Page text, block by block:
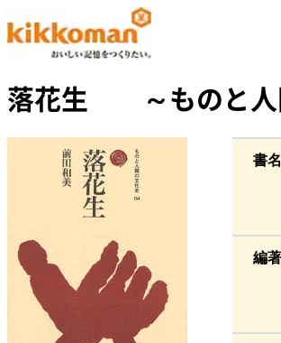
落花生 ～ものと
書
編